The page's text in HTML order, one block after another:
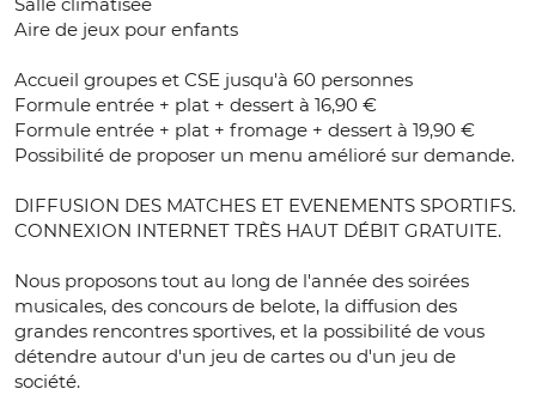
Aire de jeux pour enfants
Accueil groupes et CSE jusqu'à 60 personnes
Formule entrée + plat + dessert à 16,90 €
Formule entrée + plat + fromage + dessert à 19,90 €
Possibilité de proposer un menu amélioré sur demande.
DIFFUSION DES MATCHES ET EVENEMENTS SPORTIFS.
CONNEXION INTERNET TRÈS HAUT DÉBIT GRATUITE.
Nous proposons tout au long de l'année des soirées
musicales, des concours de belote, la diffusion des
grandes rencontres sportives, et la possibilité de vous
détendre autour d'un jeu de cartes ou d'un jeu de
société.